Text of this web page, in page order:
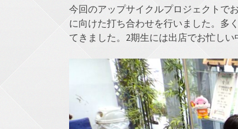
今回のアップサイクルプロジェクトで
に向けた打ち合わせを行いました。多
てきました。2期生には出店でお忙し